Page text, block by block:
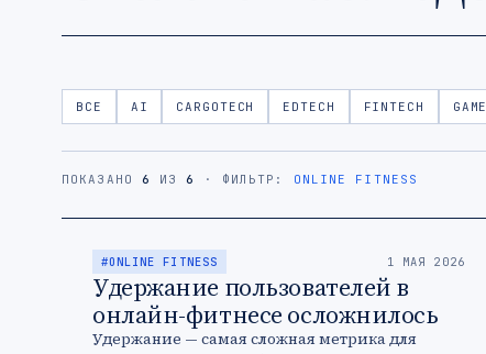
ВСЕ AI CARGOTECH EDTECH FINTECH
ПОКАЗАНО 6 ИЗ6 · ФИЛЬТР: ONLINE FITNESS
#ONLINE FITNESS 1 МАЯ 2026
Удержание пользователей в
онлайн-фитнесе осложнилось
Удержание — самая сложная метрика для